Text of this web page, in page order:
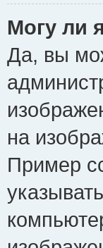
Могу ли
Да, вы
на
Пример